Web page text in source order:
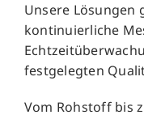
Unsere Lösungen
kontinuierliche
festgelegten
Vom Rohstoff bis